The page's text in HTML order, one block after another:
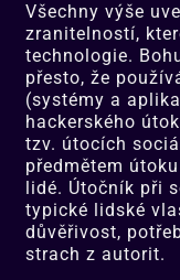
Všechny výše
zranitelností,
technologie.
přesto, že
(systémy a
hackerského
tzv. útocích
předmětem
lidé. Útočník při
typické lidské
důvěřivost,
strach z autorit.